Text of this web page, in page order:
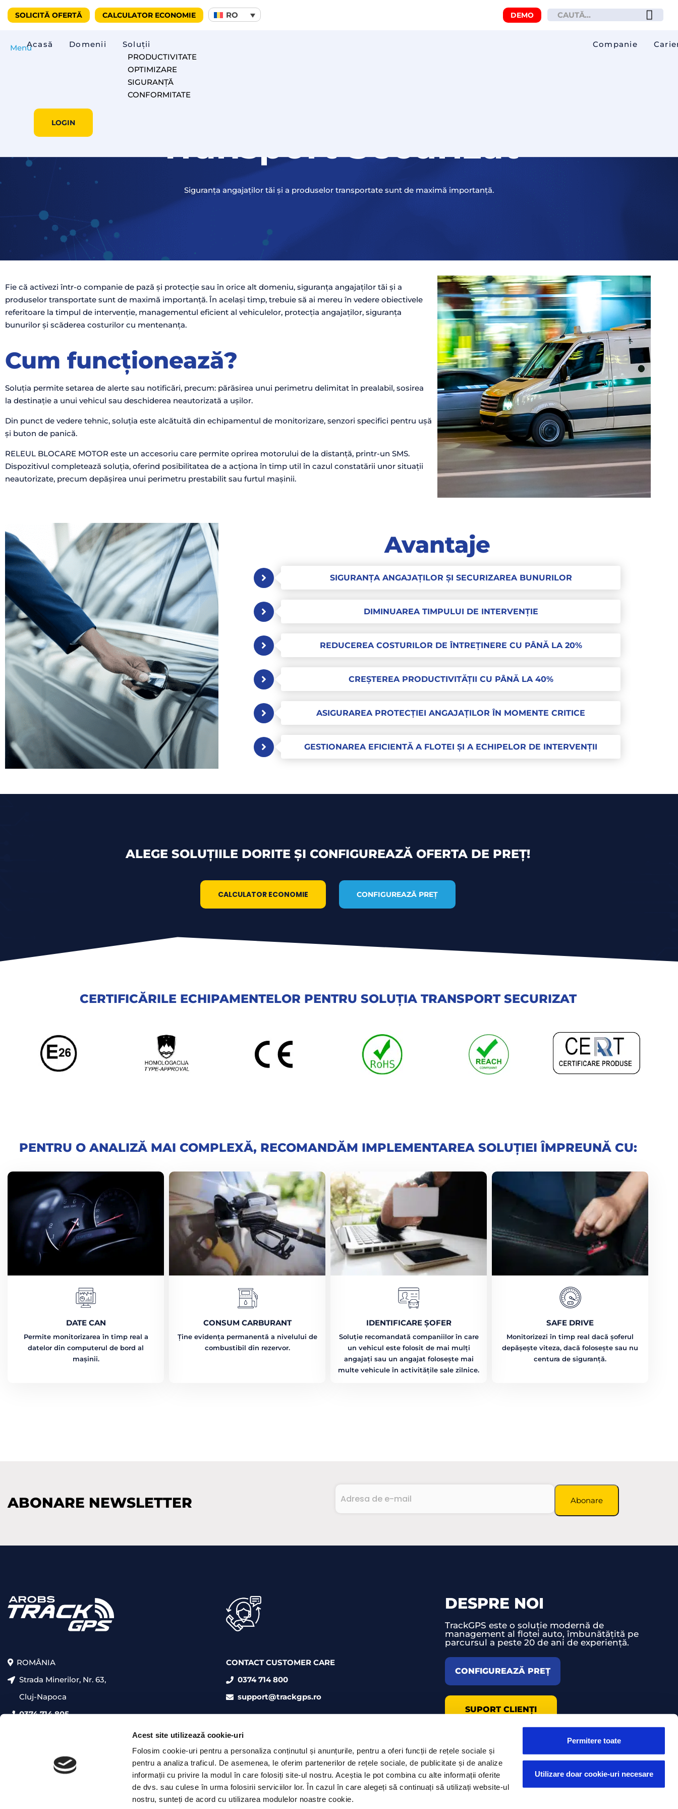
Acest site utilizează cookie-uri
Folosim cookie-uri pentru a personaliza conținutul și anunțurile, pentru a oferi funcții de rețele sociale și
pentru a analiza traficul. De asemenea, le oferim partenerilor de rețele sociale, de publicitate și de analize
informații cu privire la modul în care folosiți site-ul nostru. Aceștia le pot combina cu alte informații oferite
de dvs. sau culese în urma folosirii serviciilor lor. În cazul în care alegeți să continuați să utilizați website-ul
nostru, sunteți de acord cu utilizarea modulelor noastre cookie.
Permitere toate
Utilizare doar cookie-uri necesare
SOLICITĂ OFERTĂ CALCULATOR ECONOMIE RO DEMO
MenuAcasă Domenii
Soluții
PRODUCTIVITATE
OPTIMIZARE
SIGURANȚĂ
CONFORMITATE
Companie
LOGIN
Transport Securizat
Siguranța angajaților tăi și a produselor transportate sunt de maximă importanță.
Fie că activezi într-o companie de pază și protecție sau în orice alt domeniu, siguranța angajaților tăi și a
produselor transportate sunt de maximă importanță. În același timp, trebuie să ai mereu în vedere obiectivele
referitoare la timpul de intervenție, managementul eficient al vehiculelor, protecția angajaților, siguranța
bunurilor și scăderea costurilor cu mentenanța.
Cum funcționează?
Soluția permite setarea de alerte sau notificări, precum: părăsirea unui perimetru delimitat în prealabil, sosirea
la destinație a unui vehicul sau deschiderea neautorizată a ușilor.
Din punct de vedere tehnic, soluția este alcătuită din echipamentul de monitorizare, senzori specifici pentru ușă
și buton de panică.
RELEUL BLOCARE MOTOR este un accesoriu care permite oprirea motorului de la distanță, printr-un SMS.
Dispozitivul completează soluția, oferind posibilitatea de a acționa în timp util în cazul constatării unor situații
neautorizate, precum depășirea unui perimetru prestabilit sau furtul mașinii.
Avantaje
SIGURANȚA ANGAJAȚILOR ȘI SECURIZAREA BUNURILOR
DIMINUAREA TIMPULUI DE INTERVENȚIE
REDUCEREA COSTURILOR DE ÎNTREȚINERE CU PÂNĂ LA 20%
CREȘTEREA PRODUCTIVITĂȚII CU PÂNĂ LA 40%
ASIGURAREA PROTECȚIEI ANGAJAȚILOR ÎN MOMENTE CRITICE
GESTIONAREA EFICIENTĂ A FLOTEI ȘI A ECHIPELOR DE INTERVENȚII
ALEGE SOLUȚIILE DORITE ȘI CONFIGUREAZĂ OFERTA DE PREȚ!
CALCULATOR ECONOMIE CONFIGUREAZĂ PREȚ
CERTIFICĂRILE ECHIPAMENTELOR PENTRU SOLUȚIA TRANSPORT SECURIZAT
PENTRU O ANALIZĂ MAI COMPLEXĂ, RECOMANDĂM IMPLEMENTAREA SOLUȚIEI ÎMPREUNĂ CU:
DATE CAN
Permite monitorizarea în timp real a
datelor din computerul de bord al
mașinii.
CONSUM CARBURANT
Ține evidența permanentă a nivelului de
combustibil din rezervor.
IDENTIFICARE ȘOFER
Soluție recomandată companiilor în care
un vehicul este folosit de mai mulți
angajați sau un angajat folosește mai
multe vehicule în activitățile sale zilnice.
SAFE DRIVE
Monitorizezi în timp real dacă șoferul
depășește viteza, dacă folosește sau nu
centura de siguranță.
ABONARE NEWSLETTER
de
Abonare
ROMÂNIA
Strada Minerilor, Nr. 63,
Cluj-Napoca
0374 714 805
CONTACT CUSTOMER CARE
0374 714 800
support@trackgps.ro
DESPRE NOI
TrackGPS este o soluție modernă de
management al flotei auto, îmbunătățită pe
parcursul a peste 20 de ani de experiență.
CONFIGUREAZĂ PREȚ
SUPORT CLIENȚI